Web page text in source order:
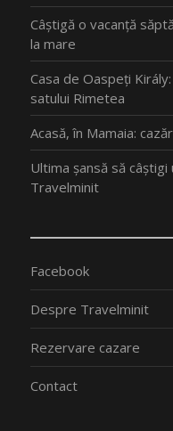
Câștigă o vacanță
la mare
Casa de Oaspeți
satului Rimetea
Acasă, în Mamaia:
Ultima șansă să
Travelminit
Facebook
Despre Travelminit
Rezervare cazare
Contact